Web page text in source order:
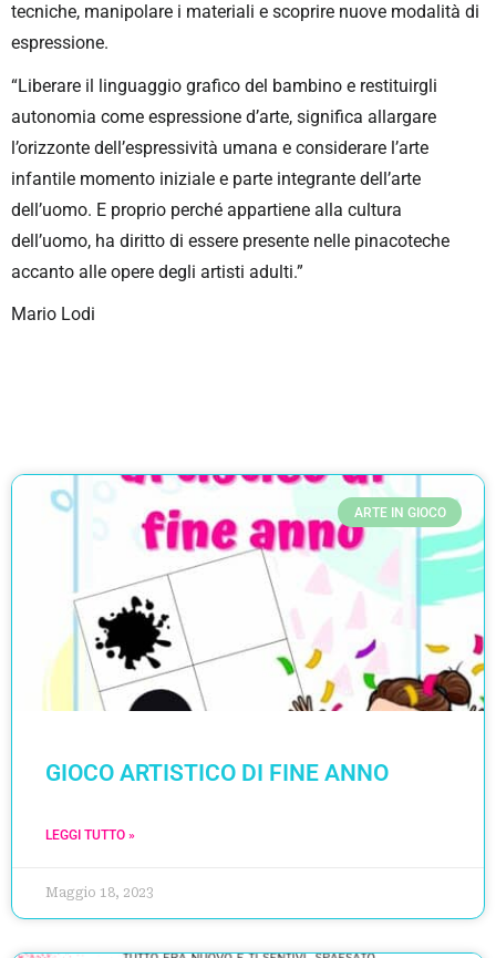
tecniche, manipolare i materiali e scoprire nuove modalità di
espressione.
“Liberare il linguaggio grafico del bambino e restituirgli
autonomia come espressione d’arte, significa allargare
l’orizzonte dell’espressività umana e considerare l’arte
infantile momento iniziale e parte integrante dell’arte
dell’uomo. E proprio perché appartiene alla cultura
dell’uomo, ha diritto di essere presente nelle pinacoteche
accanto alle opere degli artisti adulti.”
Mario Lodi
ARTE IN GIOCO
GIOCO ARTISTICO DI FINE ANNO
LEGGI TUTTO »
Maggio 18, 2023